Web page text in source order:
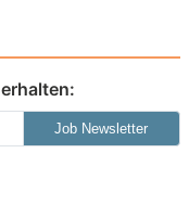
Job Newsletter